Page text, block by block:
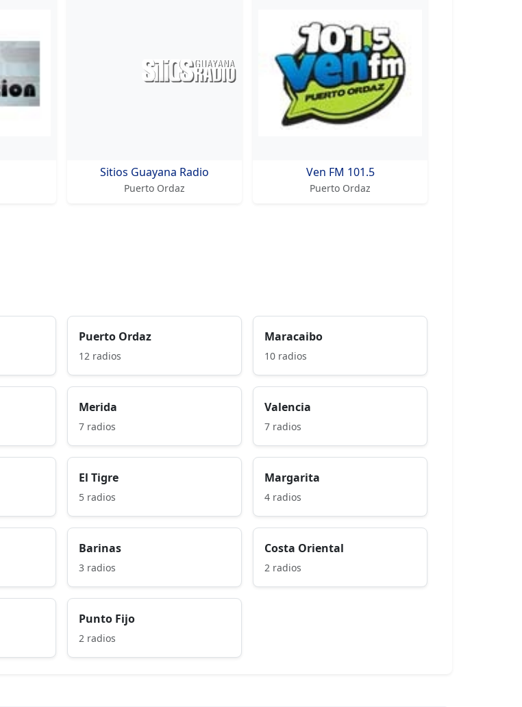
Sitios Guayana Radio
Puerto Ordaz
Ven FM 101.5
Puerto Ordaz
Puerto Ordaz
12 radios
Maracaibo
10 radios
Merida
7 radios
Valencia
7 radios
El Tigre
5 radios
Margarita
4 radios
Barinas
3 radios
Costa Oriental
2 radios
Punto Fijo
2 radios